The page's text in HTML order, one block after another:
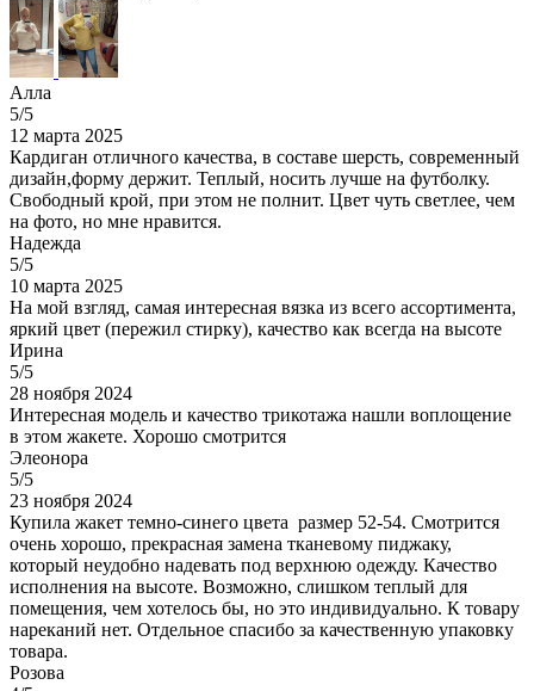
Алла
5/5
12 марта 2025
Кардиган отличного качества, в составе шерсть, современный
дизайн,форму держит. Теплый, носить лучше на футболку.
Свободный крой, при этом не полнит. Цвет чуть светлее, чем
на фото, но мне нравится.
Надежда
5/5
10 марта 2025
На мой взгляд, самая интересная вязка из всего ассортимента,
яркий цвет (пережил стирку), качество как всегда на высоте
Ирина
5/5
28 ноября 2024
Интересная модель и качество трикотажа нашли воплощение
в этом жакете. Хорошо смотрится
Элеонора
5/5
23 ноября 2024
Купила жакет темно-синего цвета размер 52-54. Смотрится
очень хорошо, прекрасная замена тканевому пиджаку,
который неудобно надевать под верхнюю одежду. Качество
исполнения на высоте. Возможно, слишком теплый для
помещения, чем хотелось бы, но это индивидуально. К товару
нареканий нет. Отдельное спасибо за качественную упаковку
товара.
Розова